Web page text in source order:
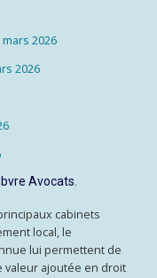
2026
2026
Avocats.
cabinets
local, le
lui permettent de
valeur ajoutée en droit